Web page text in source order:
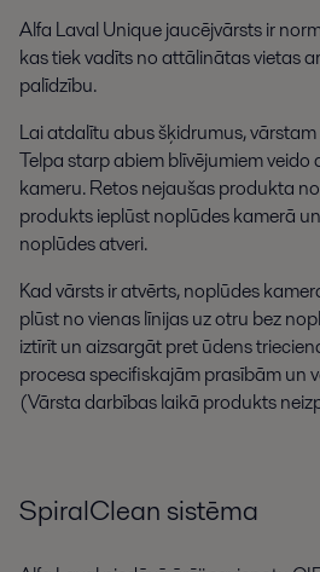
Alfa Laval Unique jaucējvārsts ir
kas tiek vadīts no attālinātas vietas
palīdzību.
Lai atdalītu abus šķidrumus,
Telpa starp abiem blīvējumiem
kameru. Retos nejaušas produkta
produkts ieplūst noplūdes kamerā
noplūdes atveri.
Kad vārsts ir atvērts, noplūdes
plūst no vienas līnijas uz otru bez
iztīrīt un aizsargāt pret ūdens
procesa specifiskajām prasībām un
(Vārsta darbības laikā produkts
SpiralClean sistēma